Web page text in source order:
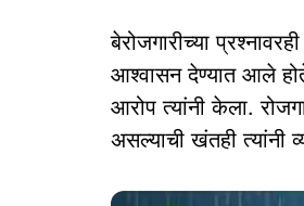
बेरोजगारीच्या
आश्वासन देण्यात आले
आरोप त्यांनी केला.
असल्याची खंतही त्यांनी